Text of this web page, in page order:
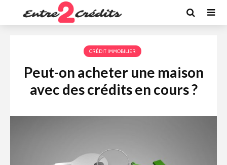
CRÉDIT IMMOBILIER
Peut-on acheter une maison
avec des crédits en cours ?